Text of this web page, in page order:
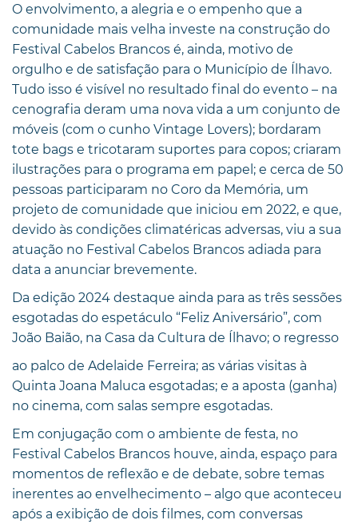
O envolvimento, a alegria e o empenho que a
comunidade mais velha investe na construção do
Festival Cabelos Brancos é, ainda, motivo de
orgulho e de satisfação para o Município de Ílhavo.
Tudo isso é visível no resultado final do evento – na
cenografia deram uma nova vida a um conjunto de
móveis (com o cunho Vintage Lovers); bordaram
tote bags e tricotaram suportes para copos; criaram
ilustrações para o programa em papel; e cerca de 50
pessoas participaram no Coro da Memória, um
projeto de comunidade que iniciou em 2022, e que,
devido às condições climatéricas adversas, viu a sua
atuação no Festival Cabelos Brancos adiada para
data a anunciar brevemente.
Da edição 2024 destaque ainda para as três sessões
esgotadas do espetáculo “Feliz Aniversário”, com
João Baião, na Casa da Cultura de Ílhavo; o regresso
ao palco de Adelaide Ferreira; as várias visitas à
Quinta Joana Maluca esgotadas; e a aposta (ganha)
no cinema, com salas sempre esgotadas.
Em conjugação com o ambiente de festa, no
Festival Cabelos Brancos houve, ainda, espaço para
momentos de reflexão e de debate, sobre temas
inerentes ao envelhecimento – algo que aconteceu
após a exibição de dois filmes, com conversas